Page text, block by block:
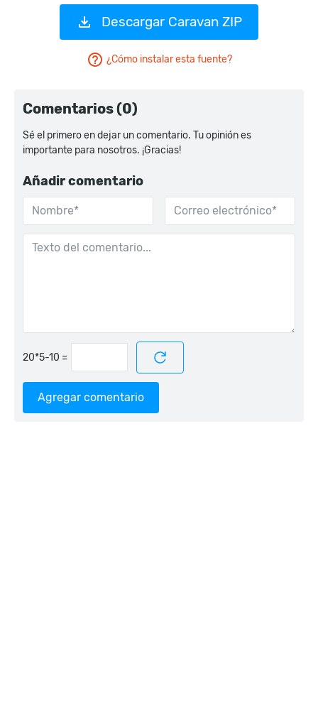
Descargar Caravan ZIP
¿Cómo instalar esta fuente?
Comentarios (0)
Sé el primero en dejar un comentario. Tu opinión es
importante para nosotros. ¡Gracias!
Añadir comentario
=
Agregar comentario